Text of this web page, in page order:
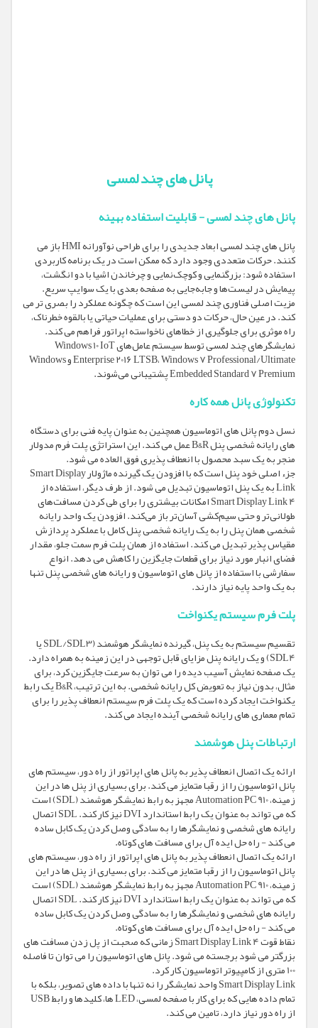
پانل های چند لمسی
پانل های چند لمسی - قابلیت استفاده بهینه
پانل های چند لمسی ابعاد جدیدی را برای طراحی نوآورانه HMI باز می
کنند. حرکات متعددی وجود دارد که ممکن است در یک برنامه کاربردی
استفاده شود: بزرگنمایی و کوچک‌نمایی و چرخاندن اشیا با دو انگشت،
پیمایش در لیست‌ها و جابه‌جایی به صفحه بعدی با یک سوایپ سریع.
مزیت اصلی فناوری چند لمسی این است که چگونه عملکرد را بصری تر می
کند. در عین حال، حرکات دو دستی برای عملیات حیاتی یا بالقوه خطرناک،
راه موثری برای جلوگیری از خطاهای ناخواسته اپراتور فراهم می کند.
نمایشگرهای چند لمسی توسط سیستم عامل‌های Windows 10 IoT
Enterprise 2016 LTSB، Windows 7 Professional/Ultimate و Windows
Embedded Standard 7 Premium پشتیبانی می‌شوند.
تکنولوژی پانل همه کاره
نسل دوم پانل های اتوماسیون همچنین به عنوان پایه فنی برای دستگاه
های رایانه شخصی پنل B&R عمل می کند. این استراتژی پلت فرم مدولار
منجر به یک سبد محصول با انعطاف پذیری فوق العاده می شود.
جزء اصلی خود پنل است که با افزودن یک گیرنده ماژولار Smart Display
Link به یک پنل اتوماسیون تبدیل می شود. از طرف دیگر، استفاده از
Smart Display Link 4 امکانات بیشتری را برای طی کردن مسافت‌های
طولانی‌تر و حتی سیم‌کشی آسان‌تر باز می‌کند. افزودن یک واحد رایانه
شخصی همان پنل را به یک رایانه شخصی پنل کامل با عملکرد پردازش
مقیاس پذیر تبدیل می کند. استفاده از همان پلت فرم سمت جلو، مقدار
فضای انبار مورد نیاز برای قطعات جایگزین را کاهش می دهد. انواع
سفارشی با استفاده از پانل های اتوماسیون و رایانه های شخصی پنل تنها
به یک واحد پایه نیاز دارند.
پلت فرم سیستم یکنواخت
تقسیم سیستم به یک پنل، گیرنده نمایشگر هوشمند (SDL/SDL3 یا
SDL4) و یک رایانه پنل مزایای قابل توجهی در این زمینه به همراه دارد.
یک صفحه نمایش آسیب دیده را می توان به سرعت جایگزین کرد، برای
مثال، بدون نیاز به تعویض کل رایانه شخصی. به این ترتیب، B&R یک رابط
یکنواخت ایجاد کرده است که یک پلت فرم سیستم انعطاف پذیر را برای
تمام معماری های رایانه شخصی آینده ایجاد می کند.
ارتباطات پنل هوشمند
ارائه یک اتصال انعطاف پذیر به پانل های اپراتور از راه دور، سیستم های
پانل اتوماسیون را از رقبا متمایز می کند. برای بسیاری از پنل ها در این
زمینه، Automation PC 910 مجهز به رابط نمایشگر هوشمند (SDL) است
که می تواند به عنوان یک رابط استاندارد DVI نیز کار کند. SDL اتصال
رایانه های شخصی و نمایشگرها را به سادگی وصل کردن یک کابل ساده
می کند - راه حل ایده آل برای مسافت های کوتاه.
ارائه یک اتصال انعطاف پذیر به پانل های اپراتور از راه دور، سیستم های
پانل اتوماسیون را از رقبا متمایز می کند. برای بسیاری از پنل ها در این
زمینه، Automation PC 910 مجهز به رابط نمایشگر هوشمند (SDL) است
که می تواند به عنوان یک رابط استاندارد DVI نیز کار کند. SDL اتصال
رایانه های شخصی و نمایشگرها را به سادگی وصل کردن یک کابل ساده
می کند - راه حل ایده آل برای مسافت های کوتاه.
نقاط قوت Smart Display Link 4 زمانی که صحبت از پل زدن مسافت های
بزرگتر می شود برجسته می شود. پانل های اتوماسیون را می توان تا فاصله
100 متری از کامپیوتر اتوماسیون کار کرد.
Smart Display Link واحد نمایشگر را نه تنها با داده های تصویر، بلکه با
تمام داده هایی که برای کار با صفحه لمسی، LED ها، کلیدها و رابط USB
از راه دور نیاز دارد، تامین می کند.